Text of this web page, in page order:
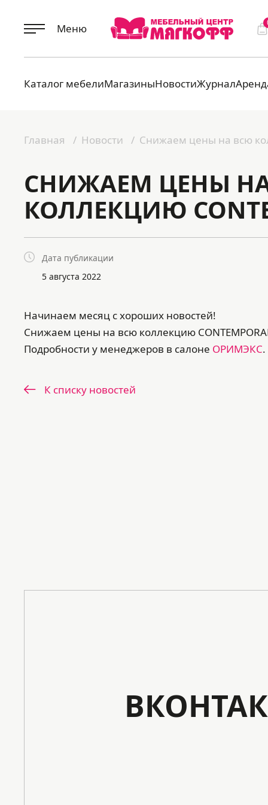
Меню
Каталог мебелиМагазиныНовостиЖурнал
Главная Новости Снижаем цены на всю
СНИЖАЕМ ЦЕНЫ
КОЛЛЕКЦИЮ
Дата публикации
5 августа 2022
Начинаем месяц с хороших новостей!
Снижаем цены на всю коллекцию
Подробности у менеджеров в салоне ОРИМЭКС.
К списку новостей